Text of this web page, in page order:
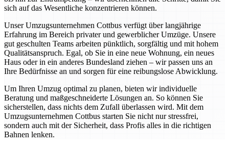
sich auf das Wesentliche konzentrieren können.
Unser Umzugsunternehmen Cottbus verfügt über langjährige
Erfahrung im Bereich privater und gewerblicher Umzüge. Unsere
gut geschulten Teams arbeiten pünktlich, sorgfältig und mit hohem
Qualitätsanspruch. Egal, ob Sie in eine neue Wohnung, ein neues
Haus oder in ein anderes Bundesland ziehen – wir passen uns an
Ihre Bedürfnisse an und sorgen für eine reibungslose Abwicklung.
Um Ihren Umzug optimal zu planen, bieten wir individuelle
Beratung und maßgeschneiderte Lösungen an. So können Sie
sicherstellen, dass nichts dem Zufall überlassen wird. Mit dem
Umzugsunternehmen Cottbus starten Sie nicht nur stressfrei,
sondern auch mit der Sicherheit, dass Profis alles in die richtigen
Bahnen lenken.